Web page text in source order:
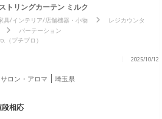
トリングカーテン ミルク
具/インテリア/店舗機器・小物
レジカウンタ
パーテーション
（プチプロ）
2025/10/12
ロン・アロマ
埼玉県
段相応